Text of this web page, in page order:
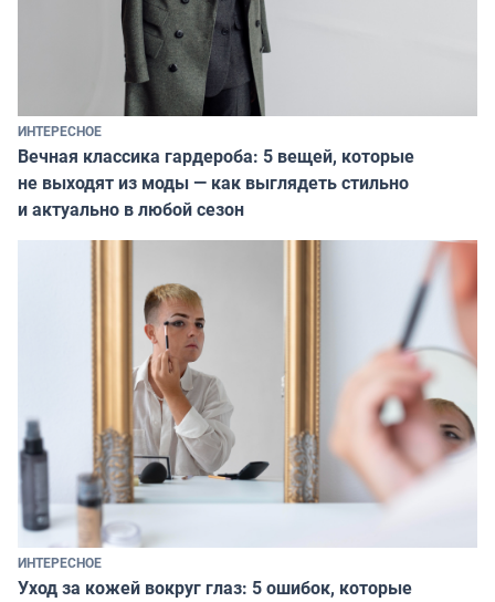
ИНТЕРЕСНОЕ
Вечная классика гардероба: 5 вещей, которые
не выходят из моды — как выглядеть стильно
и актуально в любой сезон
ИНТЕРЕСНОЕ
Уход за кожей вокруг глаз: 5 ошибок, которые